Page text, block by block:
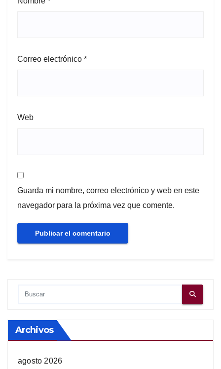
Correo electrónico *
Web
Guarda mi nombre, correo electrónico y web en este
navegador para la próxima vez que comente.
Archivos
agosto 2026